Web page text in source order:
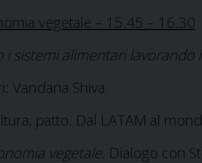
vegetale – 15.45 – 16.30
i sistemi alimentari lavorando
Vandana Shiva
patto. Dal LATAM al
vegetale. Dialogo con